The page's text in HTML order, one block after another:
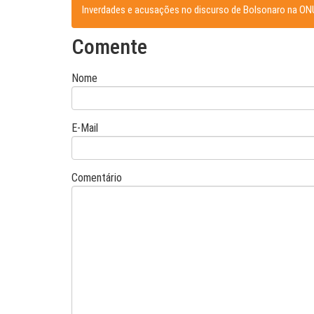
Inverdades e acusações no discurso de Bolsonaro na
Comente
Nome
E-Mail
Comentário